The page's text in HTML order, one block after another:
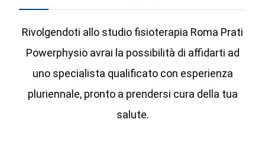
Rivolgendoti allo studio fisioterapia Roma Prati
Powerphysio avrai la possibilità di affidarti ad
uno specialista qualificato con esperienza
pluriennale, pronto a prendersi cura della tua
salute.